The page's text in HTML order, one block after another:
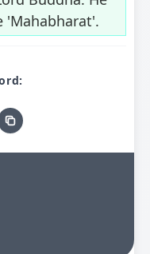
'Mahabharat'.